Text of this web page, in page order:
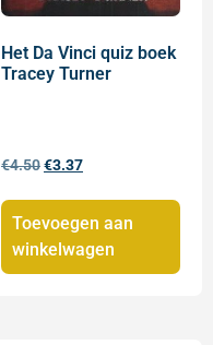
Het Da Vinci quiz boek
Tracey Turner
€4.50€3.37
Toevoegen aan
winkelwagen